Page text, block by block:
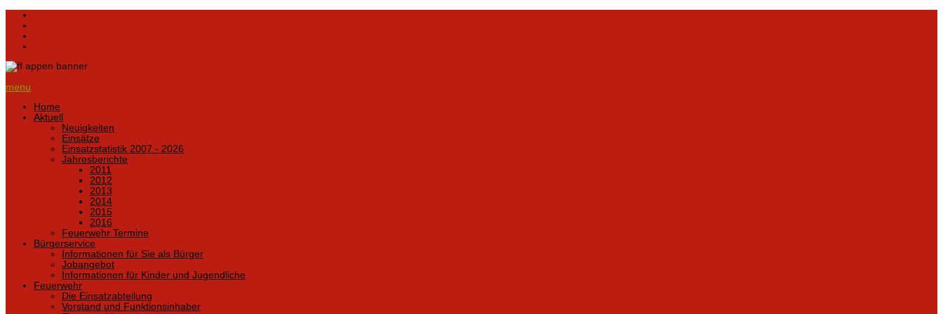
menu
Home
Aktuell
Neuigkeiten
Einsätze
Einsatzstatistik 2007 - 2026
Jahresberichte
2011
2012
2013
2014
2015
2016
Feuerwehr Termine
Bürgerservice
Informationen für Sie als Bürger
Jobangebot
Informationen für Kinder und Jugendliche
Feuerwehr
Die Einsatzabteilung
Vorstand und Funktionsinhaber